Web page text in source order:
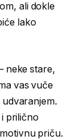
ali dokle
lako
neke stare,
vas vuče
prilično
priču.